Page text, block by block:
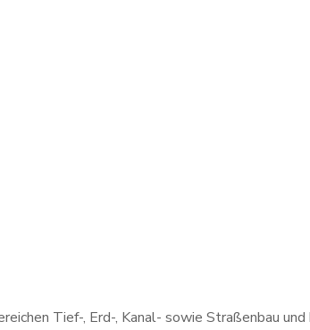
Tief-, Erd-, Kanal- sowie Straßenbau